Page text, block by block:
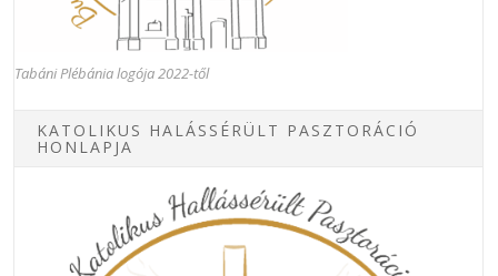
Tabáni Plébánia logója 2022-től
KATOLIKUS HALÁSSÉRÜLT PASZTORÁCIÓ
HONLAPJA